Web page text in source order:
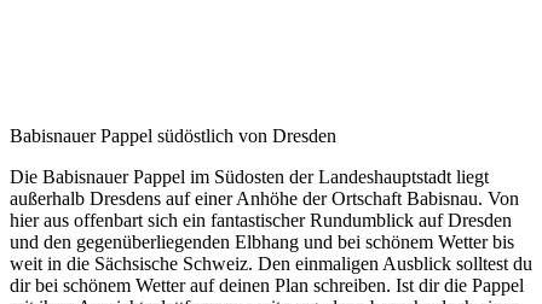
Babisnauer Pappel südöstlich von Dresden
Die Babisnauer Pappel im Südosten der Landeshauptstadt liegt
außerhalb Dresdens auf einer Anhöhe der Ortschaft Babisnau. Von
hier aus offenbart sich ein fantastischer Rundumblick auf Dresden
und den gegenüberliegenden Elbhang und bei schönem Wetter bis
weit in die Sächsische Schweiz. Den einmaligen Ausblick solltest du
dir bei schönem Wetter auf deinen Plan schreiben. Ist dir die Pappel